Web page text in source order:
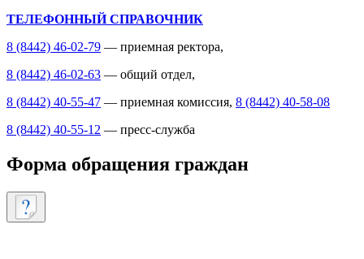
ТЕЛЕФОННЫЙ СПРАВОЧНИК
8 (8442) 46-02-79 — приемная ректора,
8 (8442) 46-02-63 — общий отдел,
8 (8442) 40-55-47 — приемная комиссия, 8 (8442) 40-58-08
8 (8442) 40-55-12 — пресс-служба
Форма обращения граждан